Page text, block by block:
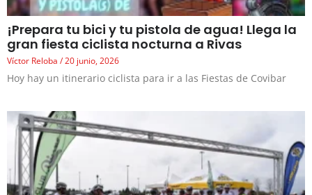
¡Prepara tu bici y tu pistola de agua! Llega la
gran fiesta ciclista nocturna a Rivas
Víctor Reloba 20 junio, 2026
Hoy hay un itinerario ciclista para ir a las Fiestas de Covibar